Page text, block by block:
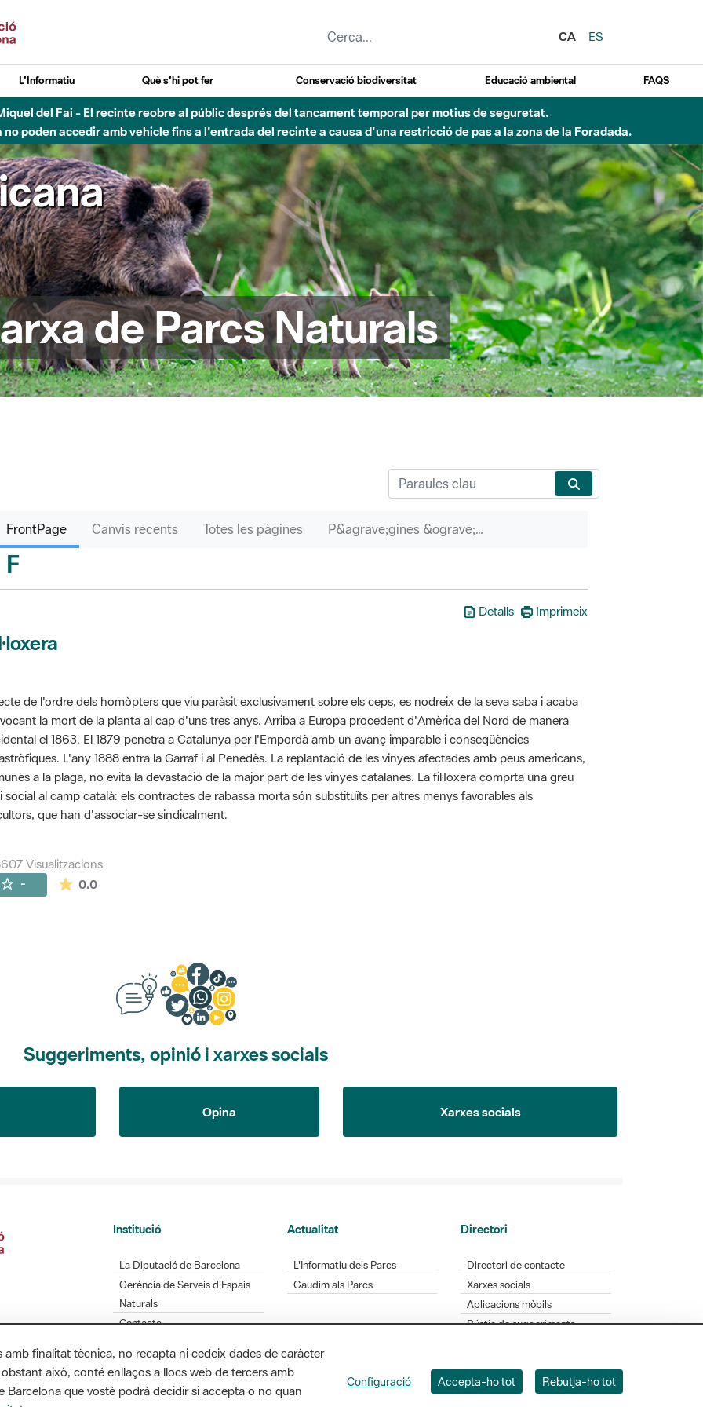
CA
ES
L'Informatiu Què s'hi pot fer Conservació biodiversitat Educació ambiental FAQS
del Fai - El recinte reobre al públic després del tancament temporal per motius de seguretat.
poden accedir amb vehicle fins a l'entrada del recinte a causa d'una restricció de pas a la zona de la Foradada.
de Parcs Naturals
FrontPage Canvis recents Totes les pàgines P&agrave;gines &ograve;rfenes
F
Detalls Imprimeix
de l'ordre dels homòpters que viu paràsit exclusivament sobre els ceps, es nodreix de la seva saba i acaba
la mort de la planta al cap d'uns tres anys. Arriba a Europa procedent d'Amèrica del Nord de manera
el 1863. El 1879 penetra a Catalunya per l'Empordà amb un avanç imparable i conseqüències
L'any 1888 entra la Garraf i al Penedès. La replantació de les vinyes afectades amb peus americans,
a la plaga, no evita la devastació de la major part de les vinyes catalanes. La fil·loxera comprta una greu
social al camp català: els contractes de rabassa morta són substituïts per altres menys favorables als
que han d'associar-se sindicalment.
Visualitzacions
- 0.0La mitjana de les valoracions és de 0 estrelles de 5.
Suggeriments, opinió i xarxes socials
Opina Xarxes socials
Institució
La Diputació de Barcelona
Gerència de Serveis d'Espais
Naturals
Contacte
Actualitat
L'Informatiu dels Parcs
Gaudim als Parcs
Directori
Directori de contacte
Xarxes socials
Aplicacions mòbils
Bústia de suggeriments
Diputació de Barcelona. Edifici Llacuna, 1a planta. Badajoz, 49. 08005 Barcelona. Tel. 934 022 428
finalitat tècnica, no recapta ni cedeix dades de caràcter
això, conté enllaços a llocs web de tercers amb
Barcelona que vostè podrà decidir si accepta o no quan
Configuració Accepta-ho tot Rebutja-ho tot